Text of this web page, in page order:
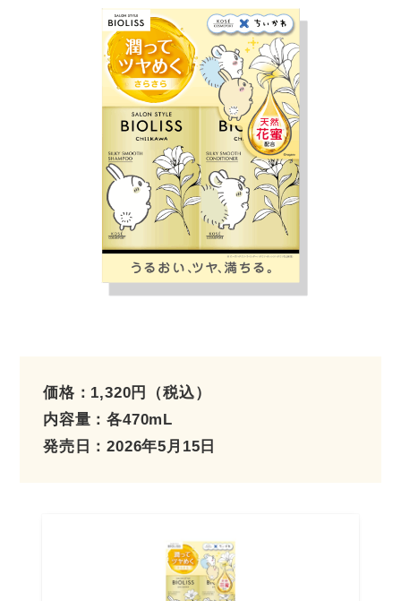
価格：1,320円（税込）
内容量：各470mL
発売日：2026年5月15日